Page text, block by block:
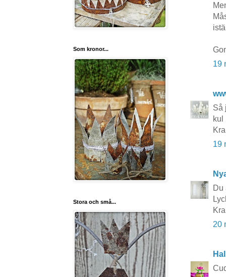
19
Så
kul
19
Du
20
Som kronor...
Stora och små...